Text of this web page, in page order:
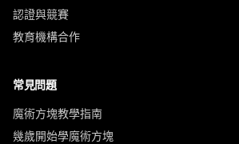
認證與競賽
教育機構合作
常見問題
魔術方塊教學指南
幾歲開始學魔術方塊